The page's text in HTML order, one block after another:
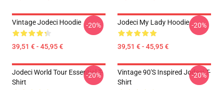
Vintage Jodeci Hoodie
39,51 € - 45,95 €
-20% Jodeci My Lady Hoodie
39,51 € - 45,95 €
-20%
Jodeci World Tour Essential T-
Shirt
-20%
Vintage 90's Inspired Jodeci T-
Shirt
-20%